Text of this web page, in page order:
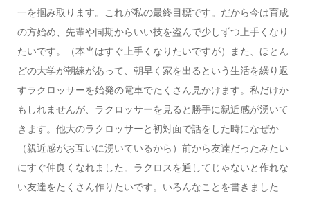
一を掴み取ります。これが私の最終目標です。だから今は育成
の方始め、先輩や同期からいい技を盗んで少しずつ上手くなり
たいです。（本当はすぐ上手くなりたいですが）また、ほとん
どの大学が朝練があって、朝早く家を出るという生活を繰り返
すラクロッサーを始発の電車でたくさん見かけます。私だけか
もしれませんが、ラクロッサーを見ると勝手に親近感が湧いて
きます。他大のラクロッサーと初対面で話をした時になぜか
（親近感がお互いに湧いているから）前から友達だったみたい
にすぐ仲良くなれました。ラクロスを通してじゃないと作れな
い友達をたくさん作りたいです。いろんなことを書きました